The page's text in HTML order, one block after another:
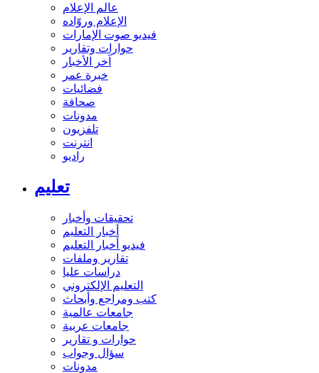
عالم الإعلام
الإعلام وروّاده
فيديو صوت الإمارات
حوارات وتقارير
آخر الأخبار
خبرة عمر
فضائيات
صحافة
مدونات
تلفزيون
انترنت
راديو
تعليم
تحقيقات وأخبار
أخبار التعليم
فيديو أخبار التعليم
تقارير وملفات
دراسات عليا
التعليم الإلكتروني
كتب ومراجع وأبحاث
جامعات عالمية
جامعات عربية
حوارات و تقارير
سؤال وجواب
مدونات